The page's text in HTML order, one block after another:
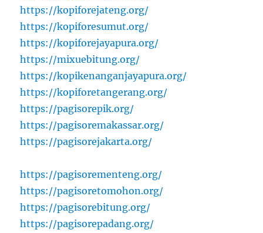
https://kopiforejateng.org/
https://kopiforesumut.org/
https://kopiforejayapura.org/
https://mixuebitung.org/
https://kopikenanganjayapura.org/
https://kopiforetangerang.org/
https://pagisorepik.org/
https://pagisoremakassar.org/
https://pagisorejakarta.org/
https://pagisorementeng.org/
https://pagisoretomohon.org/
https://pagisorebitung.org/
https://pagisorepadang.org/